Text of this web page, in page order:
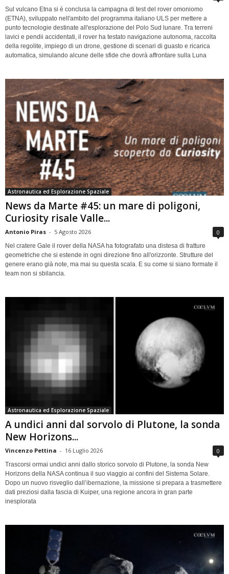
Sul vulcano Etna si è conclusa la campagna di test del rover omoniomo
(ETNA), sviluppato nell'ambito del programma italiano ULS per mettere a
punto tecnologie destinate all'esplorazione del Polo Sud lunare. Tra terreni
lavici e pendii accidentati, il rover ha testato navigazione autonoma, raccolta
della regolite, impiego di un drone, gestione di scenari di guasto e ricarica
automatica, simulando alcune delle sfide che dovrà affrontare sulla Luna
Astronautica ed Esplorazione Spaziale
News da Marte #45: un mare di poligoni,
Curiosity risale Valle...
Antonio Piras - 5 Agosto 2026 0
Nel cratere Gale il rover della NASA ha fotografato una distesa di fratture
geometriche che si estende in ogni direzione fino all'orizzonte. Strutture del
genere erano già note, ma mai su questa scala. E su come si siano formate il
team non si sbilancia.
Astronautica ed Esplorazione Spaziale
A undici anni dal sorvolo di Plutone, la sonda
New Horizons...
Vincenzo Pettina - 16 Luglio 2026 0
Trascorsi ormai undici anni dallo storico sorvolo di Plutone, la sonda New
Horizons della NASA continua il suo viaggio ai confini del Sistema Solare.
Dopo un nuovo risveglio dall’ibernazione, la missione si prepara a trasmettere
dati preziosi dalla fascia di Kuiper, una regione ancora in gran parte
inesplorata